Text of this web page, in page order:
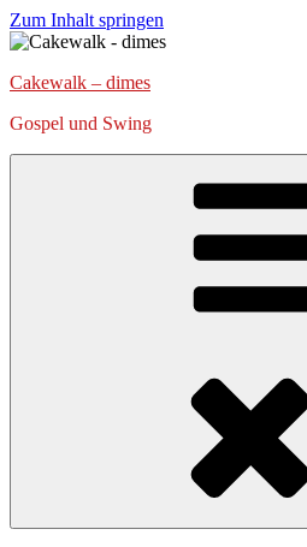
Zum Inhalt springen
Cakewalk – dimes
Gospel und Swing